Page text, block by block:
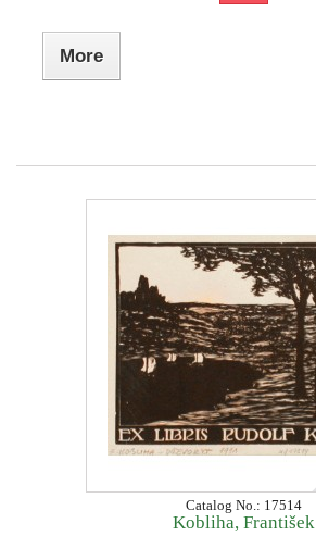
More
Catalog No.: 17514
Kobliha, František